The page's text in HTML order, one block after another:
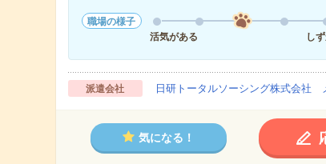
職場の様子
活気がある
し
派遣会社 日研トータルソーシング株式会社
気になる！